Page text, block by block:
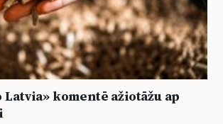
Latvia» komentē ažiotāžu ap